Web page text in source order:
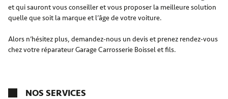
et qui sauront vous conseiller et vous proposer la meilleure solution
quelle que soit la marque et l’âge de votre voiture.
Alors n’hésitez plus, demandez-nous un devis et prenez rendez-vous
chez votre réparateur Garage Carrosserie Boissel et fils.
NOS SERVICES